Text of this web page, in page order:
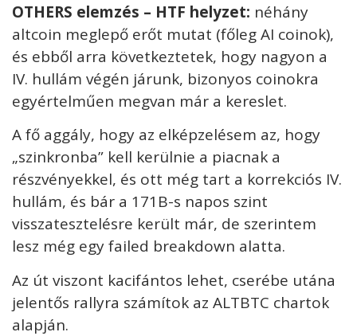
OTHERS elemzés – HTF helyzet: néhány
altcoin meglepő erőt mutat (főleg AI coinok),
és ebből arra következtetek, hogy nagyon a
IV. hullám végén járunk, bizonyos coinokra
egyértelműen megvan már a kereslet.
A fő aggály, hogy az elképzelésem az, hogy
„szinkronba” kell kerülnie a piacnak a
részvényekkel, és ott még tart a korrekciós IV.
hullám, és bár a 171B-s napos szint
visszatesztelésre került már, de szerintem
lesz még egy failed breakdown alatta.
Az út viszont kacifántos lehet, cserébe utána
jelentős rallyra számítok az ALTBTC chartok
alapján.